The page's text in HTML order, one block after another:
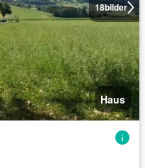
18bilder
Haus